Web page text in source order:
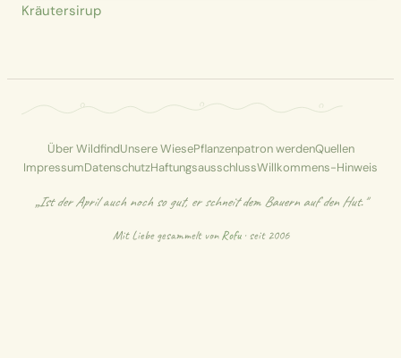
Kräutersirup
Über WildfindUnsere WiesePflanzenpatron werdenQuellen
ImpressumDatenschutzHaftungsausschlussWillkommens-Hinweis
„Ist der April auch noch so gut, er schneit dem Bauern auf den Hut."
Mit Liebe gesammelt vonRofu· seit 2006